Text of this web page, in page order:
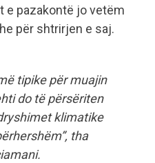
e pazakontë jo vetëm
për shtrirjen e saj.
tipike për muajin
do të përsëriten
klimatike
tha